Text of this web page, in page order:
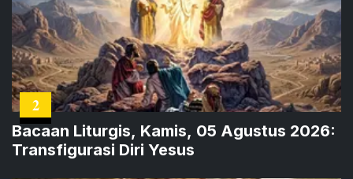
2
Bacaan Liturgis, Kamis, 05 Agustus 2026:
Transfigurasi Diri Yesus